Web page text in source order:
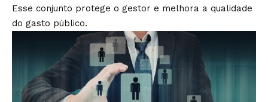
Esse conjunto protege o gestor e melhora a qualidade
do gasto público.